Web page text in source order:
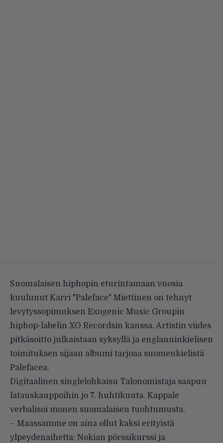
Suomalaisen hiphopin eturintamaan vuosia
kuulunut Karri "Paleface" Miettinen on tehnyt
levytyssopimuksen Exogenic Music Groupin
hiphop-labelin XO Recordsin kanssa. Artistin viides
pitkäsoitto julkaistaan syksyllä ja englanninkielisen
toimituksen sijaan albumi tarjoaa suomenkielistä
Palefacea.
Digitaalinen singlelohkaisu Talonomistaja saapuu
latauskauppoihin jo 7. huhtikuuta. Kappale
verbalisoi monen suomalaisen tuohtumusta.
– Maassamme on aina ollut kaksi erityistä
ylpeydenaihetta; Nokian pörssikurssi ja